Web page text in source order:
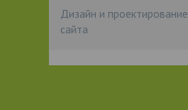
Дизайн и проектирование
сайта